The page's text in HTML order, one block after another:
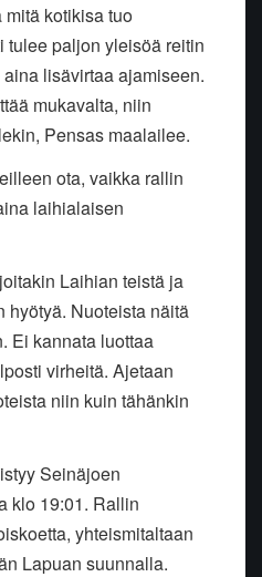
kotikisa tuo
tulee paljon yleisöä reitin
lisävirtaa ajamiseen.
mukavalta, niin
Pensas maalailee.
ota, vaikka rallin
laihialaisen
Laihian teistä ja
hyötyä. Nuoteista näitä
Ei kannata luottaa
virheitä. Ajetaan
niin kuin tähänkin
Seinäjoen
klo 19:01. Rallin
yhteismitaltaan
Lapuan suunnalla.